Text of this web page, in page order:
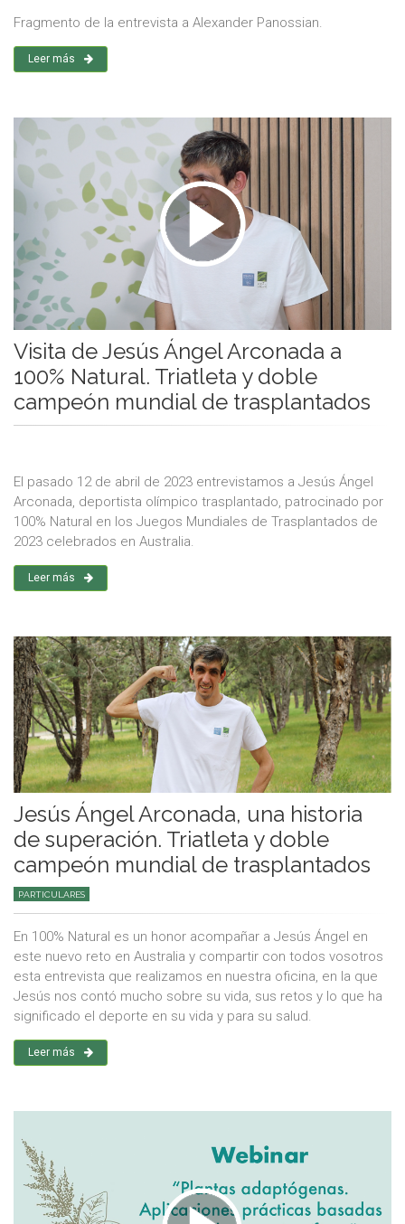
Fragmento de la entrevista a Alexander Panossian.
Leer más
Visita de Jesús Ángel Arconada a
100% Natural. Triatleta y doble
campeón mundial de trasplantados
El pasado 12 de abril de 2023 entrevistamos a Jesús Ángel
Arconada, deportista olímpico trasplantado, patrocinado por
100% Natural en los Juegos Mundiales de Trasplantados de
2023 celebrados en Australia.
Leer más
Jesús Ángel Arconada, una historia
de superación. Triatleta y doble
campeón mundial de trasplantados
PARTICULARES
En 100% Natural es un honor acompañar a Jesús Ángel en
este nuevo reto en Australia y compartir con todos vosotros
esta entrevista que realizamos en nuestra oficina, en la que
Jesús nos contó mucho sobre su vida, sus retos y lo que ha
significado el deporte en su vida y para su salud.
Leer más